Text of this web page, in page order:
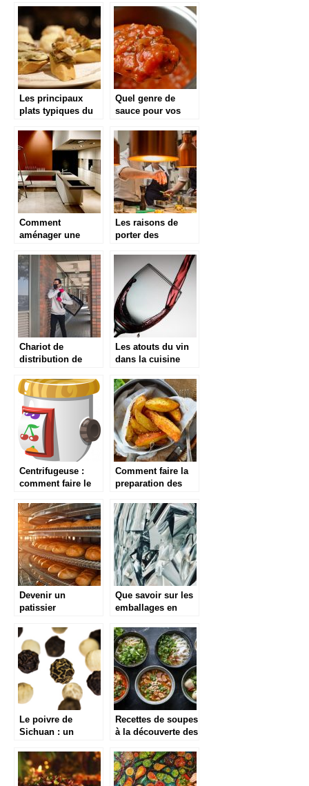
chocolat sans
gluten
cuisine à offrir
Les principaux
plats typiques du
Quel genre de
sauce pour vos
quelques conseils
Comment
aménager une
dans le salon ?
Les raisons de
porter des
appropriées
Chariot de
distribution de
que c’est?
Les atouts du vin
dans la cuisine
Centrifugeuse :
comment faire le
Comment faire la
preparation des
accompagnees
avec une friteuse ?
Devenir un
patissier
comment y arriver
?
Que savoir sur les
emballages en
Le poivre de
Sichuan : un
saveurs
surprenantes
Recettes de soupes
à la découverte des